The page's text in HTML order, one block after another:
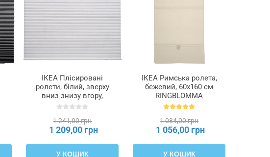
ІКЕА Плісировані
ролети, білий, зверху
вниз знизу вгору,
60x130 см
405.416.14
1 241,00 грн
1 209,00 грн
У КОШИК
ІКЕА Римська ролета,
бежевий, 60x160 см
RINGBLOMMA
РИНГБЛУММА,
1 084,00 грн
1 056,00 грн
У КОШИК